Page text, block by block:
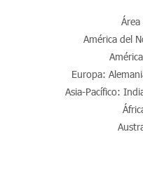
América del
Europa:
Asia-Pacífico: